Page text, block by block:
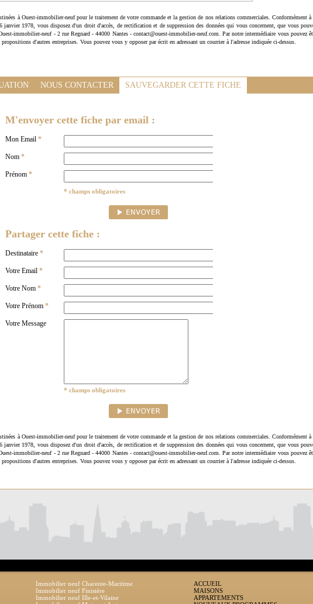
à Ouest-immobilier-neuf pour le traitement de votre commande et la gestion de nos relations commerciales. Conformément à
1978, vous disposez d'un droit d'accès, de rectification et de suppression des données qui vous concernent, que vous
immobilier-neuf - 2 rue Regnard - 44000 Nantes - contact@ouest-immobilier-neuf.com. Par notre intermédiaire vous pouvez
d'autres entreprises. Vous pouvez vous y opposer par écrit en adressant un courrier à l'adresse indiquée ci-dessus.
NOUS CONTACTER SAUVEGARDER CETTE FICHE
M'envoyer cette fiche par email :
Mon Email *
Nom *
Prénom *
* champs obligatoires
Partager cette fiche :
Destinataire *
Votre Email *
Votre Nom *
Votre Prénom *
Votre Message
* champs obligatoires
à Ouest-immobilier-neuf pour le traitement de votre commande et la gestion de nos relations commerciales. Conformément à
1978, vous disposez d'un droit d'accès, de rectification et de suppression des données qui vous concernent, que vous
immobilier-neuf - 2 rue Regnard - 44000 Nantes - contact@ouest-immobilier-neuf.com. Par notre intermédiaire vous pouvez
d'autres entreprises. Vous pouvez vous y opposer par écrit en adressant un courrier à l'adresse indiquée ci-dessus.
Immobilier neuf Charente-Maritime
Immobilier neuf Finistère
Immobilier neuf Ille-et-Vilaine
ACCUEIL
MAISONS
APPARTEMENTS